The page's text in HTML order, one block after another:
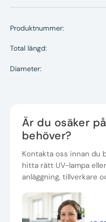
Produktnummer:
Total längd:
Diameter:
Är du osäker
behöver?
Kontakta oss innan du
hitta rätt UV-lampa
anläggning, tillverkare